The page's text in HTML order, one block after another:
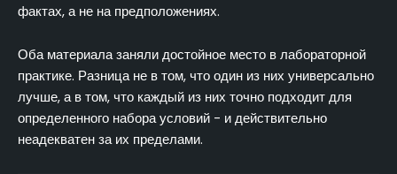
Практическая схема выбора кварцевой
Заключение
ЧАСТО ЗАДАВАЕМЫЕ ВОПРОСЫ
фактах, а не на предположениях.
Оба материала заняли достойное место в лабораторной
практике. Разница не в том, что один из них универсально
лучше, а в том, что каждый из них точно подходит для
определенного набора условий - и действительно
неадекватен за их пределами.